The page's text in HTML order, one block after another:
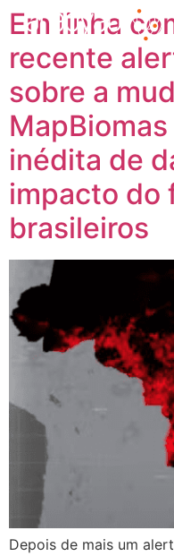
Em linha
recente
sobre a
inédita de
impacto do
brasileiros
Depois de mais um